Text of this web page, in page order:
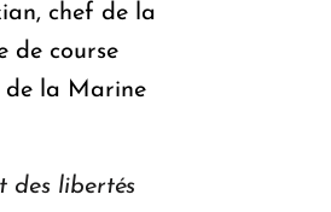
chef de la
de course
de la Marine
des libertés